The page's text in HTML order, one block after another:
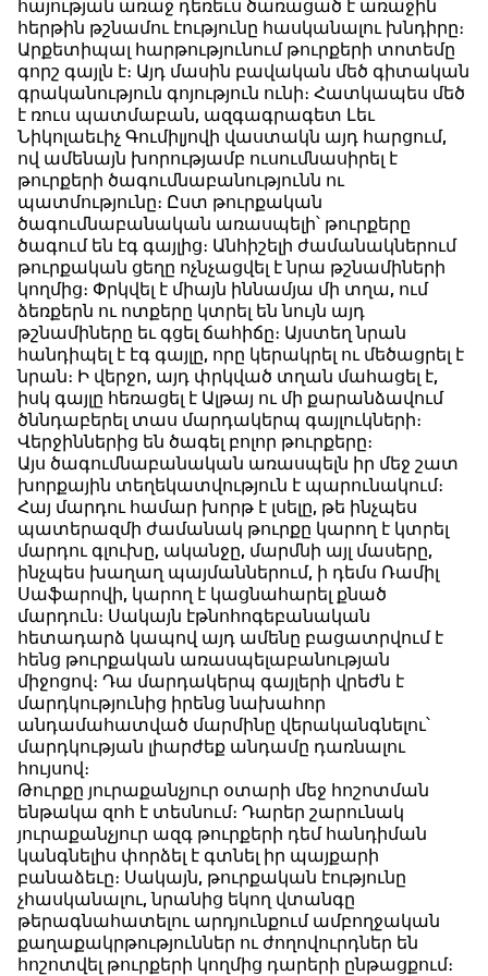
հայության առաջ դեռեւս ծառացած է առաջին
հերթին թշնամու էությունը հասկանալու խնդիրը։
Արքետիպալ հարթությունում թուրքերի տոտեմը
գորշ գայլն է։ Այդ մասին բավական մեծ գիտական
գրականություն գոյություն ունի։ Հատկապես մեծ
է ռուս պատմաբան, ազգագրագետ Լեւ
Նիկոլաեւիչ Գումիլյովի վաստակն այդ հարցում,
ով ամենայն խորությամբ ուսումնասիրել է
թուրքերի ծագումնաբանությունն ու
պատմությունը։ Ըստ թուրքական
ծագումնաբանական առասպելի՝ թուրքերը
ծագում են էգ գայլից։ Անհիշելի ժամանակներում
թուրքական ցեղը ոչնչացվել է նրա թշնամիների
կողմից։ Փրկվել է միայն իննամյա մի տղա, ում
ձեռքերն ու ոտքերը կտրել են նույն այդ
թշնամիները եւ գցել ճահիճը։ Այստեղ նրան
հանդիպել է էգ գայլը, որը կերակրել ու մեծացրել է
նրան։ Ի վերջո, այդ փրկված տղան մահացել է,
իսկ գայլը հեռացել է Ալթայ ու մի քարանձավում
ծննդաբերել տաս մարդակերպ գայլուկների։
Վերջիններից են ծագել բոլոր թուրքերը։
Այս ծագումնաբանական առասպելն իր մեջ շատ
խորքային տեղեկատվություն է պարունակում։
Հայ մարդու համար խորթ է լսելը, թե ինչպես
պատերազմի ժամանակ թուրքը կարող է կտրել
մարդու գլուխը, ականջը, մարմնի այլ մասերը,
ինչպես խաղաղ պայմաններում, ի դեմս Ռամիլ
Սաֆարովի, կարող է կացնահարել քնած
մարդուն։ Սակայն էթնոհոգեբանական
հետադարձ կապով այդ ամենը բացատրվում է
հենց թուրքական առասպելաբանության
միջոցով։ Դա մարդակերպ գայլերի վրեժն է
մարդկությունից իրենց նախահոր
անդամահատված մարմինը վերականգնելու՝
մարդկության լիարժեք անդամը դառնալու
հույսով։
Թուրքը յուրաքանչյուր օտարի մեջ հոշոտման
ենթակա զոհ է տեսնում։ Դարեր շարունակ
յուրաքանչյուր ազգ թուրքերի դեմ հանդիման
կանգնելիս փորձել է գտնել իր պայքարի
բանաձեւը։ Սակայն, թուրքական էությունը
չհասկանալու, նրանից եկող վտանգը
թերագնահատելու արդյունքում ամբողջական
քաղաքակրթություններ ու ժողովուրդներ են
հոշոտվել թուրքերի կողմից դարերի ընթացքում։